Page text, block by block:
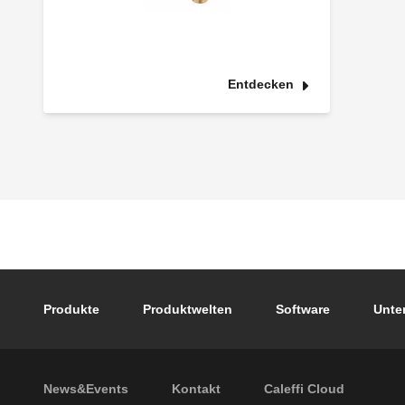
Entdecken
Footer main navigation
Produkte Produktwelten Software
Footer secondary navigation
News&Events Kontakt Caleffi Cloud